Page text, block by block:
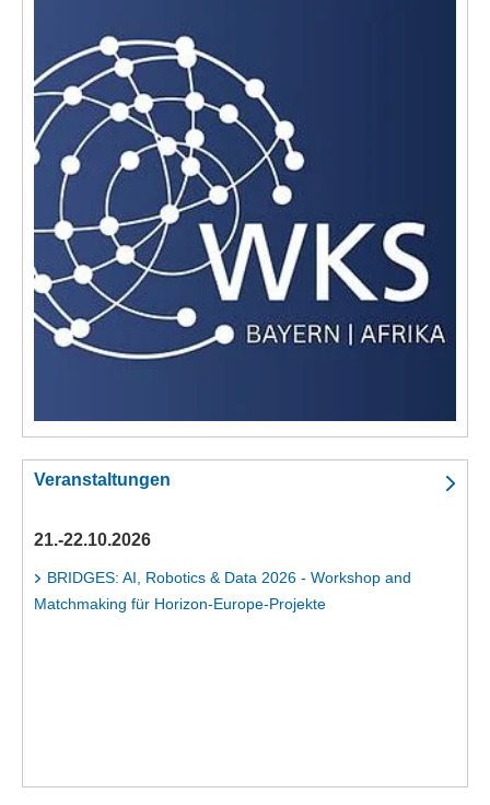
Veranstaltungen
21.-22.10.2026
BRIDGES: AI, Robotics & Data 2026 - Workshop and
Matchmaking für Horizon-Europe-Projekte